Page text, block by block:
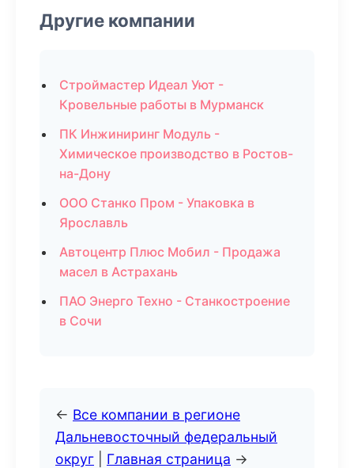
Другие компании
Строймастер Идеал Уют -
Кровельные работы в Мурманск
ПК Инжиниринг Модуль -
Химическое производство в Ростов-
на-Дону
ООО Станко Пром - Упаковка в
Ярославль
Автоцентр Плюс Мобил - Продажа
масел в Астрахань
ПАО Энерго Техно - Станкостроение
в Сочи
← Все компании в регионе
Дальневосточный федеральный
округ
Главная страница →